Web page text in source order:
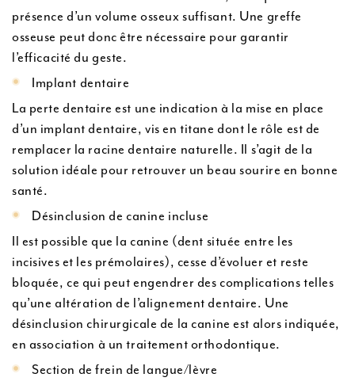
présence d’un volume osseux suffisant. Une greffe
osseuse peut donc être nécessaire pour garantir
l’efficacité du geste.
Implant dentaire
La perte dentaire est une indication à la mise en place
d’un implant dentaire, vis en titane dont le rôle est de
remplacer la racine dentaire naturelle. Il s’agit de la
solution idéale pour retrouver un beau sourire en bonne
santé.
Désinclusion de canine incluse
Il est possible que la canine (dent située entre les
incisives et les prémolaires), cesse d’évoluer et reste
bloquée, ce qui peut engendrer des complications telles
qu’une altération de l’alignement dentaire. Une
désinclusion chirurgicale de la canine est alors indiquée,
en association à un traitement orthodontique.
Section de frein de langue/lèvre